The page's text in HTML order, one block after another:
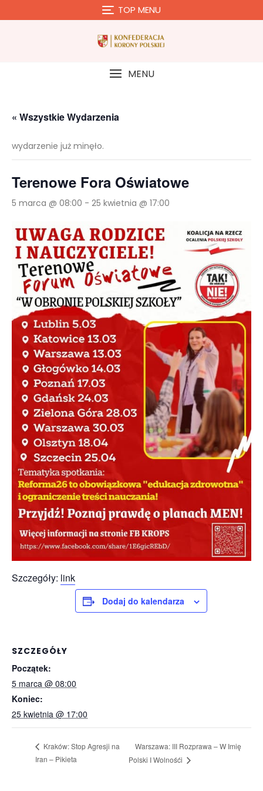
to
TOP MENU
MENU
« Wszystkie Wydarzenia
wydarzenie już minęło.
Terenowe Fora Oświatowe
5 marca @ 08:00 - 25 kwietnia @ 17:00
Szczegóły: link
Dodaj do kalendarza
SZCZEGÓŁY
Początek:
5 marca @ 08:00
Koniec:
25 kwietnia @ 17:00
Kraków: Stop Agresji na
Iran – Pikieta
Warszawa: III Rozprawa – W Imię
Polski I Wolnośći